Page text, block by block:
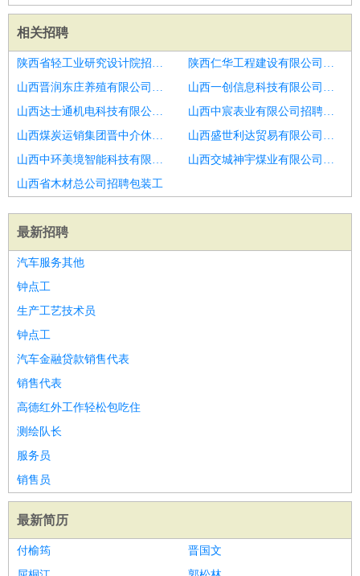
相关招聘
陕西省轻工业研究设计院招聘包装工
陕西仁华工程建设有限公司招聘兰溪入职有奖
山西晋润东庄养殖有限公司招聘月湖入职有奖
山西一创信息科技有限公司招聘包装工
山西达士通机电科技有限公司招聘车间大量招聘包装工
山西中宸表业有限公司招聘河南沈丘33天临时工月饼包装高薪8000
山西煤炭运销集团晋中介休有限公司招聘包装结构设计工程课级主管
山西盛世利达贸易有限公司招聘包装工
山西中环美境智能科技有限公司招聘包装工
山西交城神宇煤业有限公司招聘鄂州月薪八千
山西省木材总公司招聘包装工
最新招聘
汽车服务其他
钟点工
生产工艺技术员
钟点工
汽车金融贷款销售代表
销售代表
高德红外工作轻松包吃住
测绘队长
服务员
销售员
最新简历
付榆筠
晋国文